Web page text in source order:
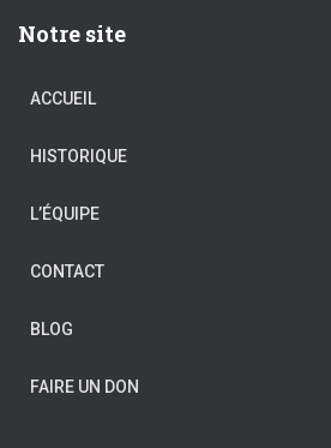
Notre site
ACCUEIL
HISTORIQUE
L’ÉQUIPE
CONTACT
BLOG
FAIRE UN DON